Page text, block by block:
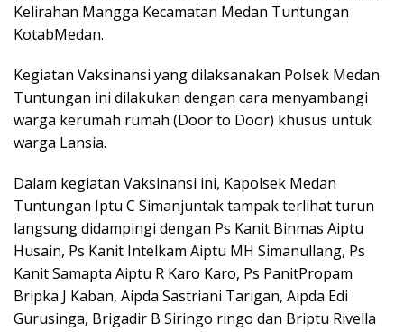
Kelirahan Mangga Kecamatan Medan Tuntungan
KotabMedan.
Kegiatan Vaksinansi yang dilaksanakan Polsek Medan
Tuntungan ini dilakukan dengan cara menyambangi
warga kerumah rumah (Door to Door) khusus untuk
warga Lansia.
Dalam kegiatan Vaksinansi ini, Kapolsek Medan
Tuntungan Iptu C Simanjuntak tampak terlihat turun
langsung didampingi dengan Ps Kanit Binmas Aiptu
Husain, Ps Kanit Intelkam Aiptu MH Simanullang, Ps
Kanit Samapta Aiptu R Karo Karo, Ps PanitPropam
Bripka J Kaban, Aipda Sastriani Tarigan, Aipda Edi
Gurusinga, Brigadir B Siringo ringo dan Briptu Rivella